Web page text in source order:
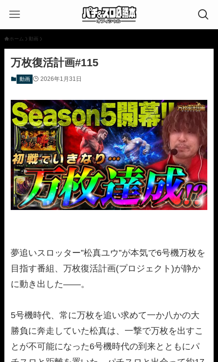
ホーム 動画
万枚復活計画#115
動画 2026年1月31日
夢追いスロッター”松真ユウ”が本気で6号機万枚を
目指す番組、万枚復活計画(プロジェクト)が静か
に動き出した――。
5号機時代、常に万枚を追い求めて一か八かの大
勝負に奔走していた松真は、一撃で万枚を出すこ
とが不可能になった6号機時代の到来とともにパ